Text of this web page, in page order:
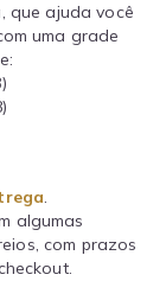
que ajuda você
uma grade
.
algumas
com prazos